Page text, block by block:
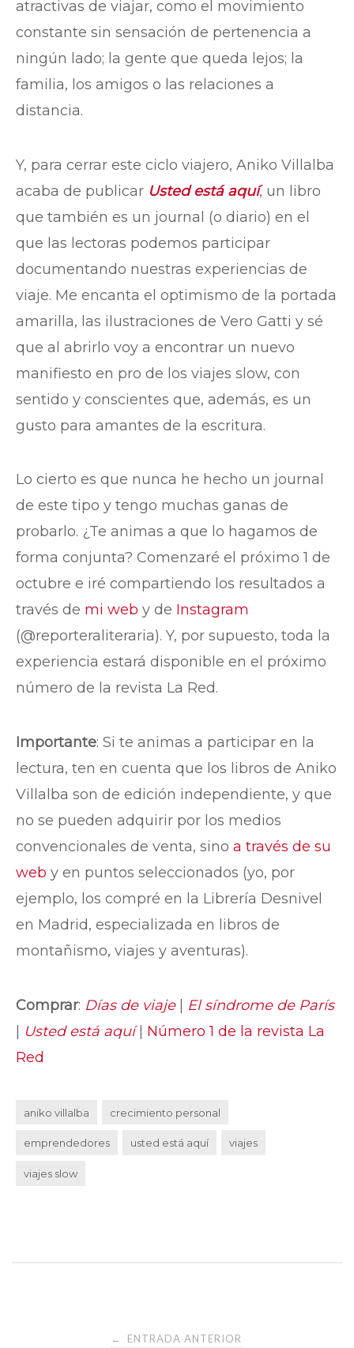
atractivas de viajar, como el movimiento
constante sin sensación de pertenencia a
ningún lado; la gente que queda lejos; la
familia, los amigos o las relaciones a
distancia.
Y, para cerrar este ciclo viajero, Aniko Villalba
acaba de publicar Usted está aquí, un libro
que también es un journal (o diario) en el
que las lectoras podemos participar
documentando nuestras experiencias de
viaje. Me encanta el optimismo de la portada
amarilla, las ilustraciones de Vero Gatti y sé
que al abrirlo voy a encontrar un nuevo
manifiesto en pro de los viajes slow, con
sentido y conscientes que, además, es un
gusto para amantes de la escritura.
Lo cierto es que nunca he hecho un journal
de este tipo y tengo muchas ganas de
probarlo. ¿Te animas a que lo hagamos de
forma conjunta? Comenzaré el próximo 1 de
octubre e iré compartiendo los resultados a
través de mi web y de Instagram
(@reporteraliteraria). Y, por supuesto, toda la
experiencia estará disponible en el próximo
número de la revista La Red.
Importante: Si te animas a participar en la
lectura, ten en cuenta que los libros de Aniko
Villalba son de edición independiente, y que
no se pueden adquirir por los medios
convencionales de venta, sino a través de su
web y en puntos seleccionados (yo, por
ejemplo, los compré en la Librería Desnivel
en Madrid, especializada en libros de
montañismo, viajes y aventuras).
Comprar: Días de viaje| El síndrome de París
Usted está aquí| Número 1 de la revista La
Red
aniko villalba crecimiento personal
emprendedores usted está aquí viajes
viajes slow
Navegación
← ENTRADA ANTERIOR